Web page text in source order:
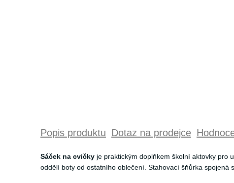
Popis produktu Dotaz na prodejce
Sáček na cvičky je praktickým doplňkem školní aktovky pro
oddělí boty od ostatního oblečení. Stahovací šňůrka spojená